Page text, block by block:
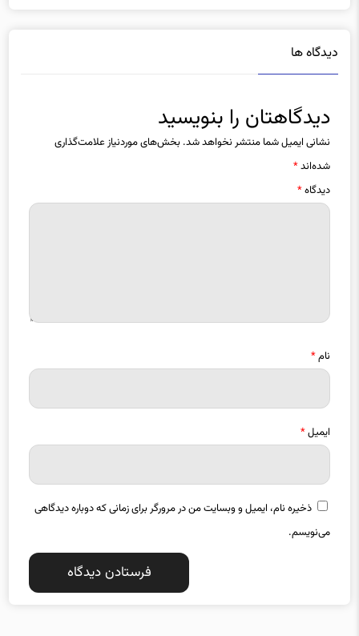
نشانی ایمیل شما منتشر نخواهد شد.بخش‌های موردنیاز علامت‌گذاری
شده‌اند*
دیدگاه*
ایمیل*
ذخیره نام، ایمیل و وبسایت من در مرورگر برای زمانی که دوباره دیدگاهی
می‌نویسم.